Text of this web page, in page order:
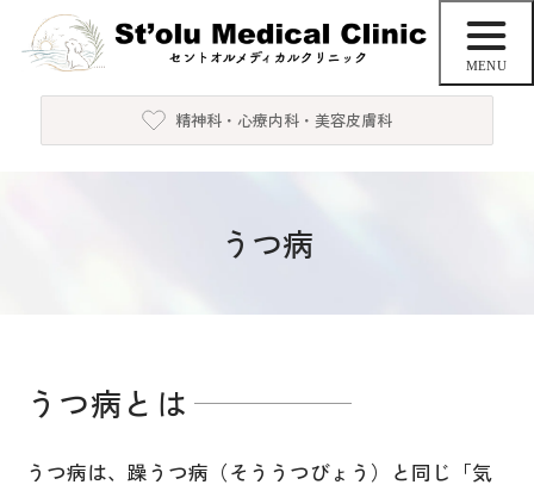
精神科・心療内科・美容皮膚科
うつ病
うつ病とは
うつ病は、躁うつ病（そううつびょう）と同じ「気